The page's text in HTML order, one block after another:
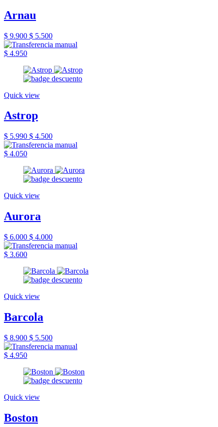
Arnau
$ 9.900 $ 5.500
$ 4.950
Quick view
Astrop
$ 5.990 $ 4.500
$ 4.050
Quick view
Aurora
$ 6.000 $ 4.000
$ 3.600
Quick view
Barcola
$ 8.900 $ 5.500
$ 4.950
Quick view
Boston